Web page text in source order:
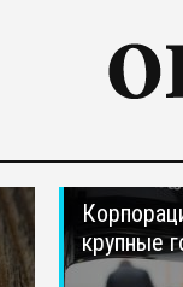
крупные